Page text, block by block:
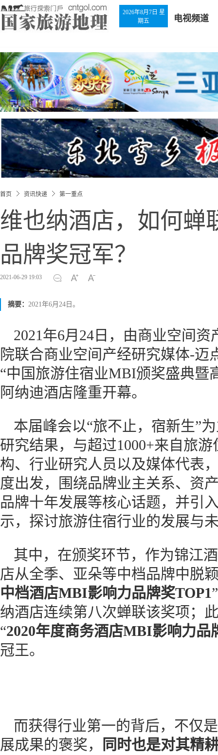
2026年8月7日 星
期五
电视频道
首页 资讯快递 第一重点
维也纳酒店，如何蝉
品牌奖冠军？
2021-06-29 19:03
摘要： 2021年6月24日。
2021年6月24日，由商业空间
院联合商业空间产经研究媒体-
“中国旅游住宿业MBI颁奖盛典暨
阿纳迪酒店隆重开幕。
本届峰会以“旅不止，宿新生”
研究结果，与超过1000+来自旅
构、行业研究人员以及媒体代表
度出发，围绕品牌业主关系、资
品牌十年发展等核心话题，并
示，探讨旅游住宿行业的发展与
其中，在颁奖环节，作为锦江
店从全季、亚朵等中档品牌中脱
中档酒店MBI影响力品牌奖TOP1
纳酒店连续第八次蝉联该奖项；
“2020年度商务酒店MBI影响力品
冠王。
而获得行业第一的背后，不仅
展成果的褒奖，
同时也是对其精